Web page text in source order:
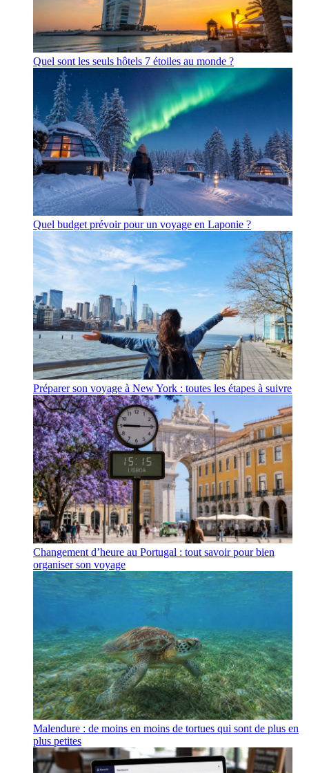
Quel sont les seuls hôtels 7 étoiles au monde ?
Quel budget prévoir pour un voyage en Laponie ?
Préparer son voyage à New York : toutes les étapes à suivre
Changement d’heure au Portugal : tout savoir pour bien
organiser son voyage
Malendure : de moins en moins de tortues qui sont de plus en
plus petites